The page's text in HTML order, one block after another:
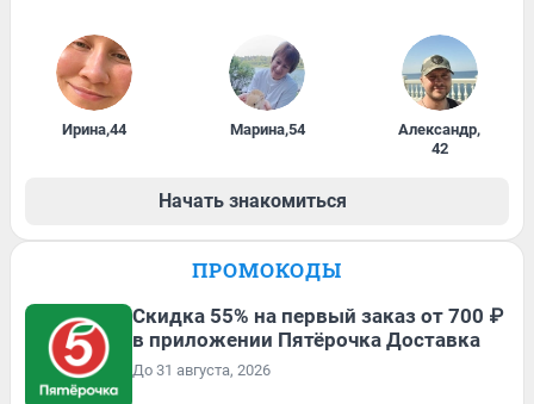
Ирина,44 Марина,54 Александр,
42
Начать знакомиться
ПРОМОКОДЫ
Скидка 55% на первый заказ от 700 ₽
в приложении Пятёрочка Доставка
До 31 августа, 2026